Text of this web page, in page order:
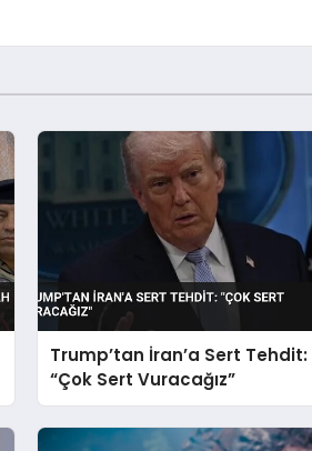
Trump’tan İran’a Sert Tehdit:
“Çok Sert Vuracağız”